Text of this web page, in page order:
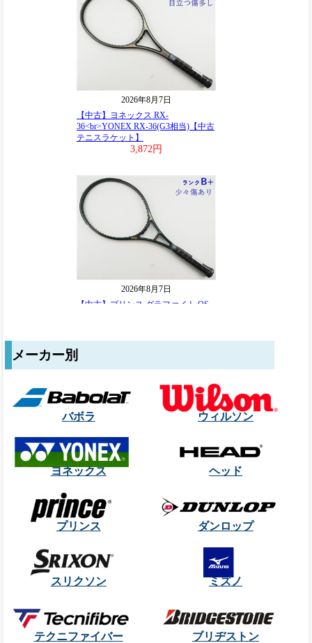
メーカー別
バボラ ウィルソン
ヨネックス ヘッド
プリンス ダンロップ
スリクソン ミズノ
テクニファイバー ブリヂストン